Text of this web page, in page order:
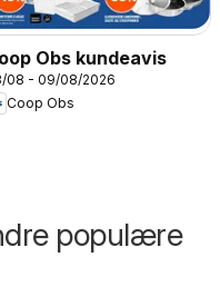
Obs kundeavis
08 - 09/08/2026
Coop Obs
populære